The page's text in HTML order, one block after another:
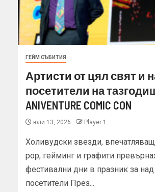
ГЕЙМ СЪБИТИЯ
Артисти от цял свят и
посетители на
ANIVENTURE COMIC CON
юли 13, 2026 Player 1
Холивудски звезди,
pop, гейминг и графити
фестивални дни в празник за
посетители През...